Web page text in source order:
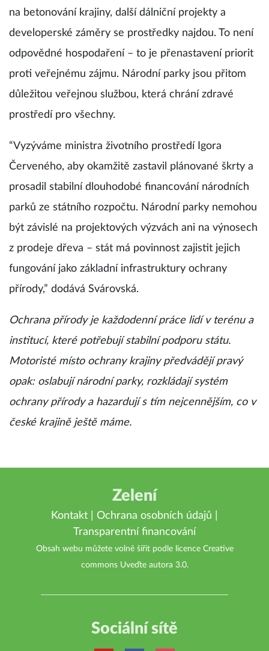
na betonování krajiny, další dálniční projekty a
developerské záměry se prostředky najdou. To není
odpovědné hospodaření – to je přenastavení priorit
proti veřejnému zájmu. Národní parky jsou přitom
důležitou veřejnou službou, která chrání zdravé
prostředí pro všechny.
“Vyzýváme ministra životního prostředí Igora
Červeného, aby okamžitě zastavil plánované škrty a
prosadil stabilní dlouhodobé financování národních
parků ze státního rozpočtu. Národní parky nemohou
být závislé na projektových výzvách ani na výnosech
z prodeje dřeva – stát má povinnost zajistit jejich
fungování jako základní infrastruktury ochrany
přírody,” dodává Svárovská.
Ochrana přírody je každodenní práce lidí v terénu a
institucí, které potřebují stabilní podporu státu.
Motoristé místo ochrany krajiny předvádějí pravý
opak: oslabují národní parky, rozkládají systém
ochrany přírody a hazardují s tím nejcennějším, co v
české krajině ještě máme.
Zelení
Kontakt Ochrana osobních údajů
Transparentní financování
Obsah webu můžete volně šířit podle licence Creative
commons Uveďte autora 3.0.
Sociální sítě